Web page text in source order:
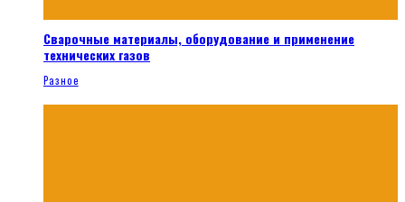
Сварочные материалы, оборудование и применение
технических газов
Разное